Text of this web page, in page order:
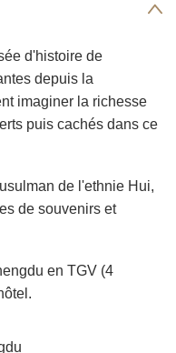
d'histoire de
depuis la
imaginer la richesse
puis cachés dans ce
de l'ethnie Hui,
de souvenirs et
en TGV (4